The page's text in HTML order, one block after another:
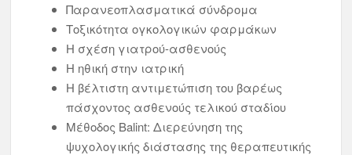
Παρανεοπλασματικά σύνδρομα
Τοξικότητα ογκολογικών φαρμάκων
Η σχέση γιατρού-ασθενούς
Η ηθική στην ιατρική
Η βέλτιστη αντιμετώπιση του βαρέως
πάσχοντος ασθενούς τελικού σταδίου
Μέθοδος Balint: Διερεύνηση της
ψυχολογικής διάστασης της θεραπευτικής